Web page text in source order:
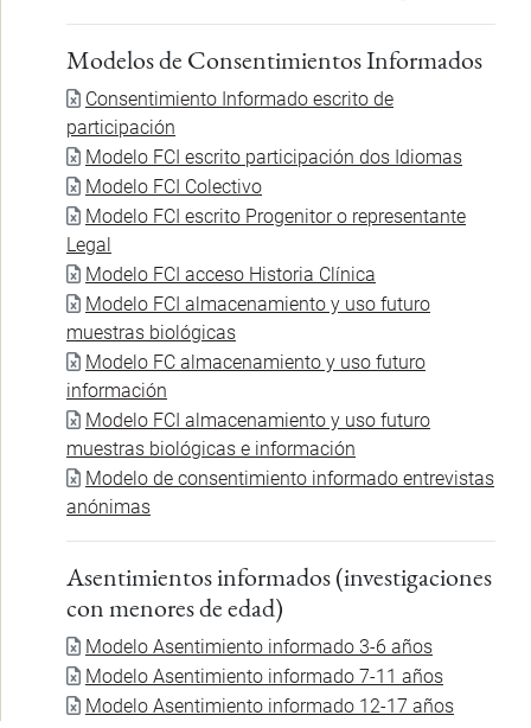
Modelos de Consentimientos Informados
Document
Consentimiento Informado escrito de
participación
Document
Modelo FCI escrito participación dos Idiomas
Document
Modelo FCI Colectivo
Document
Modelo FCI escrito Progenitor o representante
Legal
Document
Modelo FCI acceso Historia Clínica
Document
Modelo FCI almacenamiento y uso futuro
muestras biológicas
Document
Modelo FC almacenamiento y uso futuro
información
Document
Modelo FCI almacenamiento y uso futuro
muestras biológicas e información
Document
Modelo de consentimiento informado entrevistas
anónimas
Asentimientos informados (investigaciones
con menores de edad)
Document
Modelo Asentimiento informado 3-6 años
Document
Modelo Asentimiento informado 7-11 años
Document
Modelo Asentimiento informado 12-17 años